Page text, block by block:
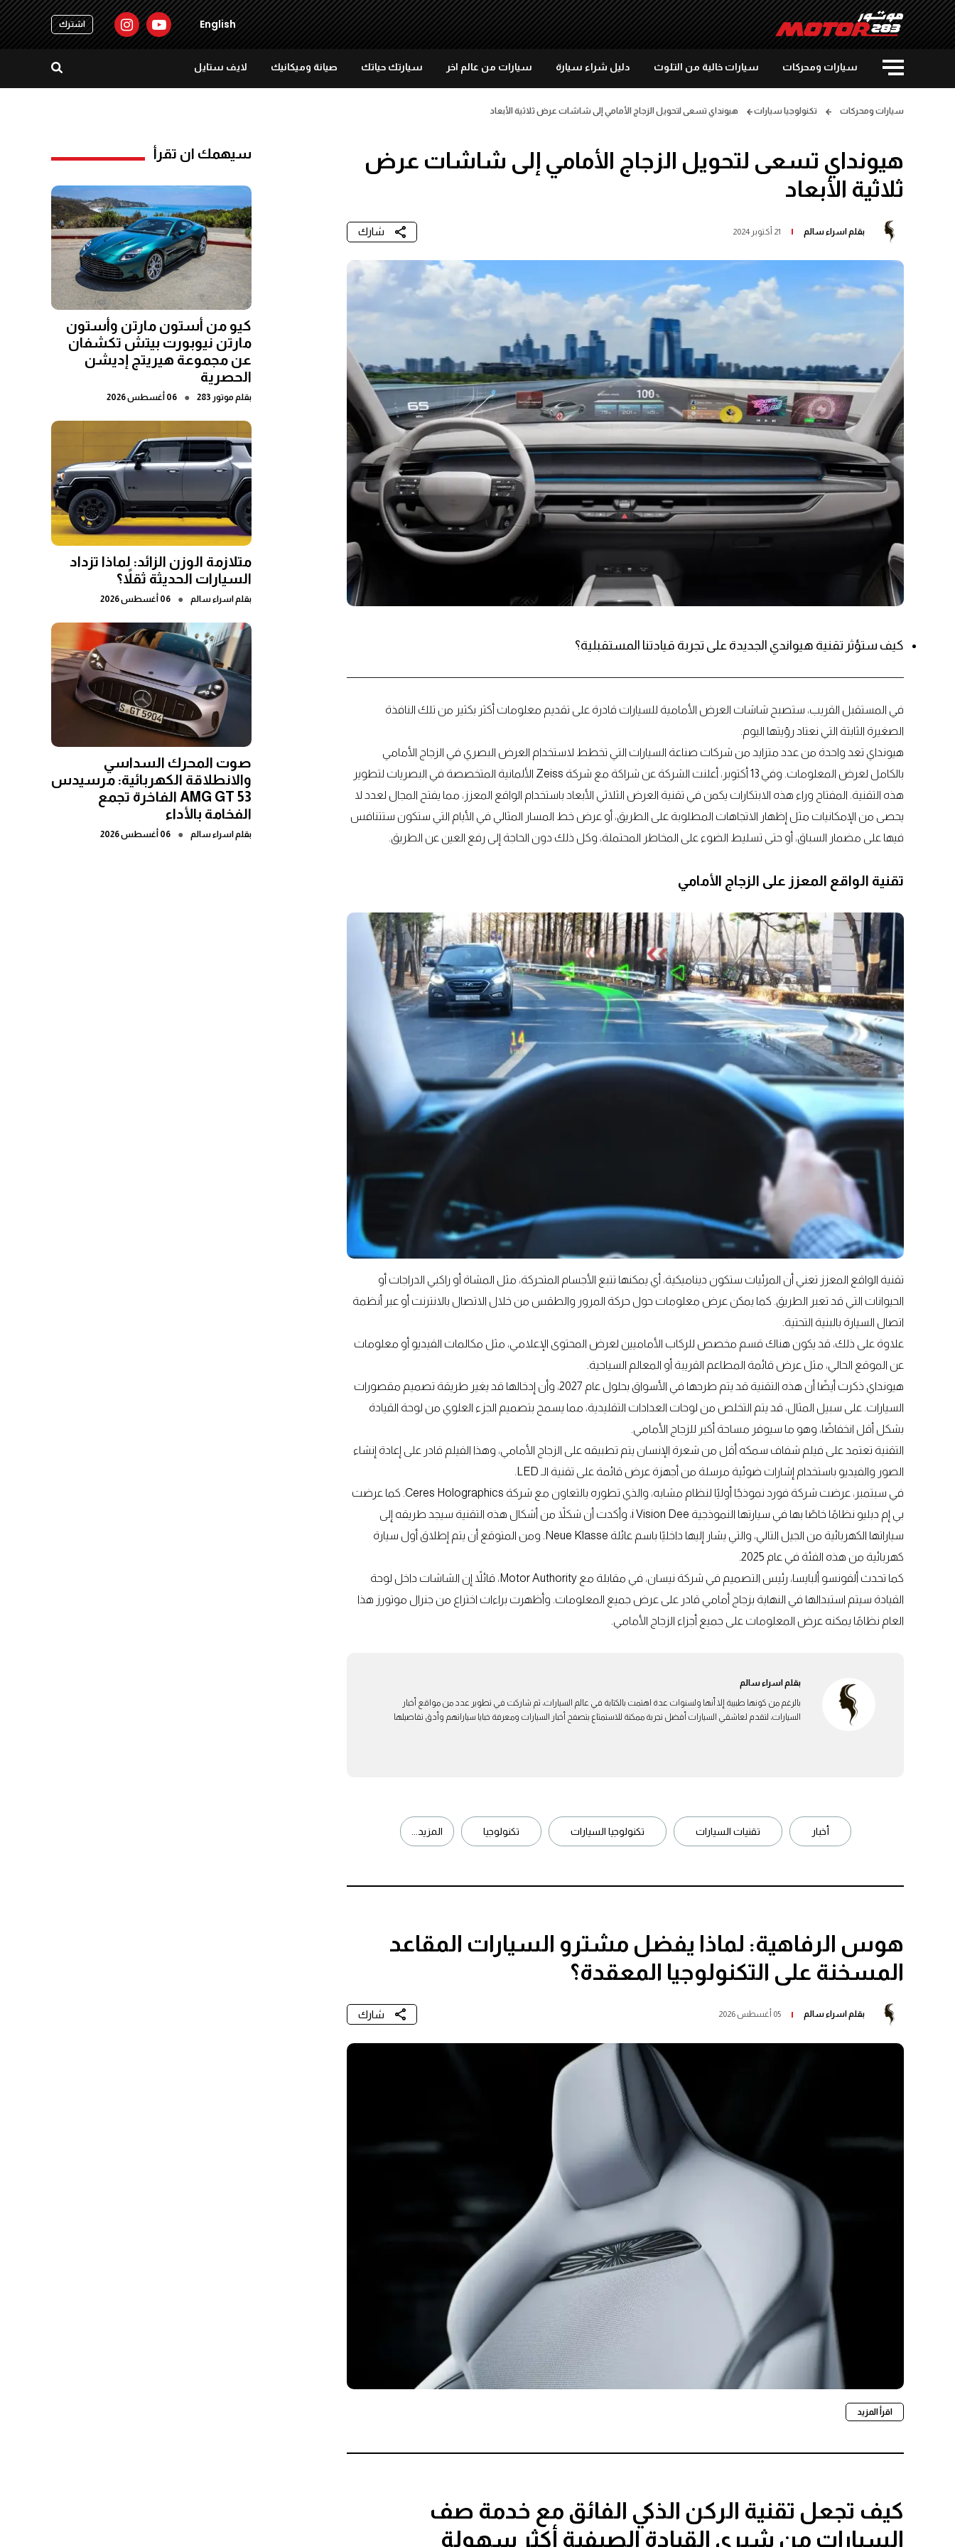
English اشترك
سيارات ومحركات سيارات خالية من التلوث دليل شراء سيارة سيارات من عالم اخر سيارتك حياتك صيانة وميكانيك لايف ستايل
سيارات ومحركات تكنولوجيا سيارات هيونداي تسعى لتحويل الزجاج الأمامي إلى شاشات عرض ثلاثية الأبعاد
هيونداي تسعى لتحويل الزجاج الأمامي إلى شاشات عرض
ثلاثية الأبعاد
بقلم اسراء سالم 21 أكتوبر 2024 شارك
كيف ستؤثر تقنية هيواندي الجديدة على تجربة قيادتنا المستقبلية؟
في المستقبل القريب، ستصبح شاشات العرض الأمامية للسيارات قادرة على تقديم معلومات أكثر بكثير من تلك النافذة
الصغيرة الثابتة التي نعتاد رؤيتها اليوم.
هيونداي تعد واحدة من عدد متزايد من شركات صناعة السيارات التي تخطط لاستخدام العرض البصري في الزجاج الأمامي
بالكامل لعرض المعلومات. وفي 13 أكتوبر، أعلنت الشركة عن شراكة مع شركة Zeiss الألمانية المتخصصة في البصريات لتطوير
هذه التقنية. المفتاح وراء هذه الابتكارات يكمن في تقنية العرض الثلاثي الأبعاد باستخدام الواقع المعزز، مما يفتح المجال لعدد لا
يحصى من الإمكانيات مثل إظهار الاتجاهات المطلوبة على الطريق، أو عرض خط المسار المثالي في الأيام التي ستكون ستتنافس
فيها على مضمار السباق، أو حتى تسليط الضوء على المخاطر المحتملة، وكل ذلك دون الحاجة إلى رفع العين عن الطريق.
تقنية الواقع المعزز على الزجاج الأمامي
تقنية الواقع المعزز تعني أن المرئيات ستكون ديناميكية، أي يمكنها تتبع الأجسام المتحركة، مثل المشاة أو راكبي الدراجات أو
الحيوانات التي قد تعبر الطريق. كما يمكن عرض معلومات حول حركة المرور والطقس من خلال الاتصال بالانترنت أو عبر أنظمة
اتصال السيارة بالبنية التحتية.
علاوة على ذلك، قد يكون هناك قسم مخصص للركاب الأماميين لعرض المحتوى الإعلامي، مثل مكالمات الفيديو أو معلومات
عن الموقع الحالي، مثل عرض قائمة المطاعم القريبة أو المعالم السياحية.
هيونداي ذكرت أيضًا أن هذه التقنية قد يتم طرحها في الأسواق بحلول عام 2027، وأن إدخالها قد يغير طريقة تصميم مقصورات
السيارات. على سبيل المثال، قد يتم التخلص من لوحات العدادات التقليدية، مما يسمح بتصميم الجزء العلوي من لوحة القيادة
بشكل أقل انخفاضًا، وهو ما سيوفر مساحة أكبر للزجاج الأمامي.
التقنية تعتمد على فيلم شفاف سمكه أقل من شعرة الإنسان يتم تطبيقه على الزجاج الأمامي، وهذا الفيلم قادر على إعادة إنشاء
الصور والفيديو باستخدام إشارات ضوئية مرسلة من أجهزة عرض قائمة على تقنية الـ LED.
في سبتمبر، عرضت شركة فورد نموذجًا أوليًا لنظام مشابه، والذي تطوره بالتعاون مع شركة Ceres Holographics. كما عرضت
بي إم دبليو نظامًا خاصًا بها في سيارتها النموذجية i Vision Dee، وأكدت أن شكلاً من أشكال هذه التقنية سيجد طريقه إلى
سياراتها الكهربائية من الجيل التالي، والتي يشار إليها داخليًا باسم عائلة Neue Klasse. ومن المتوقع أن يتم إطلاق أول سيارة
كهربائية من هذه الفئة في عام 2025.
كما تحدث ألفونسو ألبايسا، رئيس التصميم في شركة نيسان، في مقابلة مع Motor Authority، قائلاً إن الشاشات داخل لوحة
القيادة سيتم استبدالها في النهاية بزجاج أمامي قادر على عرض جميع المعلومات. وأظهرت براءات اختراع من جنرال موتورز هذا
العام نظامًا يمكنه عرض المعلومات على جميع أجزاء الزجاج الأمامي.
بقلماسراء سالم
بالرغم من كونها طبيبة إلا أنها ولسنوات عدة اهتمت بالكتابة في عالم السيارات، ثم شاركت في تطوير عدد من مواقع أخبار
السيارات، لتقدم لعاشقي السيارات أفضل تجربة ممكنة للاستمتاع بتصفح أخبار السيارات ومعرفة خبايا سياراتهم وأدق تفاصيلها
أخبار تقنيات السيارات تكنولوجيا السيارات تكنولوجيا المزيد...
هوس الرفاهية: لماذا يفضل مشترو السيارات المقاعد
المسخنة على التكنولوجيا المعقدة؟
بقلم اسراء سالم 05 أغسطس 2026 شارك
اقرأ المزيد
كيف تجعل تقنية الركن الذكي الفائق مع خدمة صف
السيارات من شيري القيادة الصيفية أكثر سهولة
سيهمك ان تقرأ
كيو من أستون مارتن وأستون
مارتن نيوبورت بيتش تكشفان
عن مجموعة هيريتج إديشن
الحصرية
بقلم موتور 283 ● 06 أغسطس 2026
متلازمة الوزن الزائد: لماذا تزداد
السيارات الحديثة ثقلاً؟
بقلم اسراء سالم ● 06 أغسطس 2026
صوت المحرك السداسي
والانطلاقة الكهربائية: مرسيدس
AMG GT 53 الفاخرة تجمع
الفخامة بالأداء
بقلم اسراء سالم ● 06 أغسطس 2026